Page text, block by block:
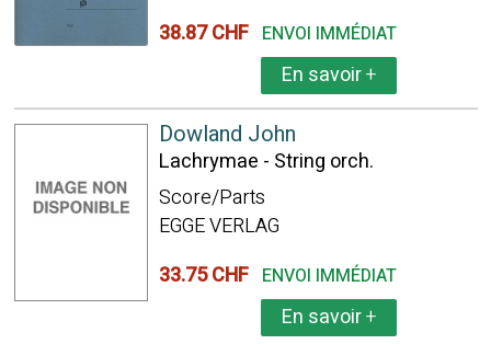
38.87 CHF ENVOI IMMÉDIAT
En savoir+
Dowland John
Lachrymae - String orch.
Score/Parts
EGGE VERLAG
33.75 CHF ENVOI IMMÉDIAT
En savoir+